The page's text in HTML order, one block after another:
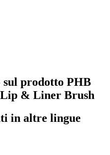
prodotto PHB
& Liner Brush
in altre lingue